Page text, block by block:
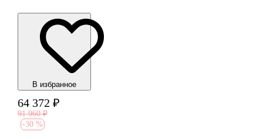
В избранноe
64 372 ₽
91 960 ₽
-30 %